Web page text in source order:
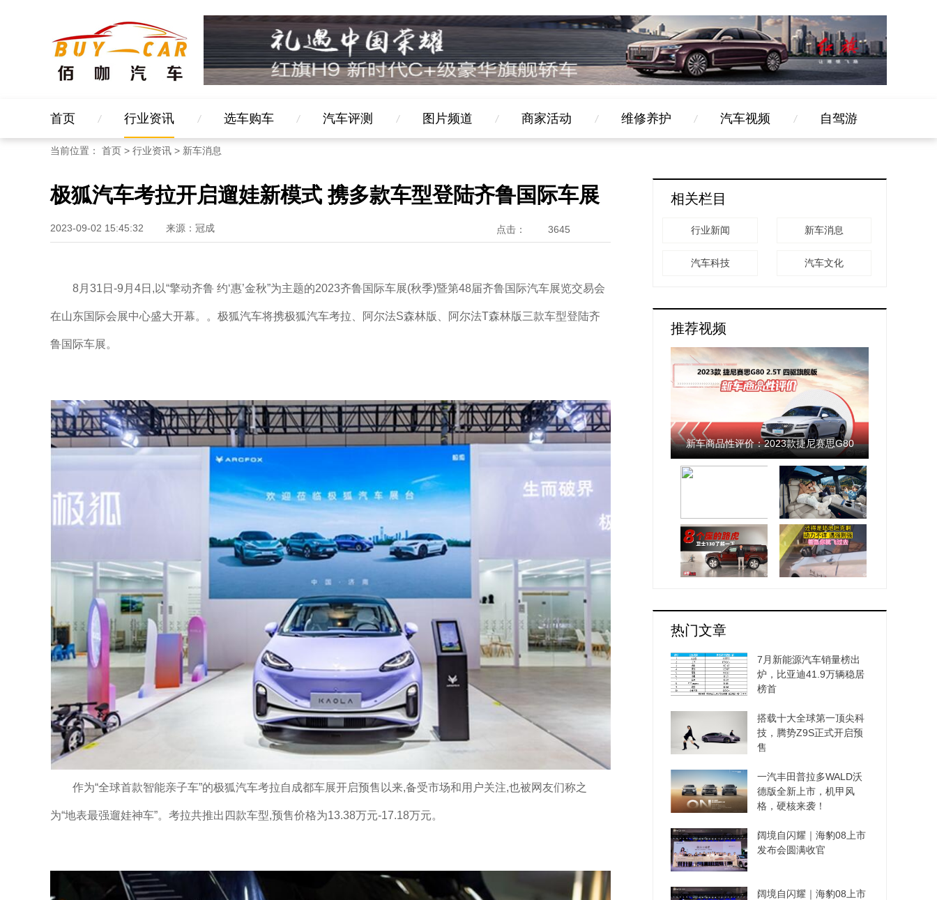
首页 行业资讯 选车购车 汽车评测 图片频道 商家活动 维修养护 汽车视频 自驾游
当前位置： 首页 > 行业资讯 > 新车消息
极狐汽车考拉开启遛娃新模式 携多款车型登陆齐鲁国际车展
2023-09-02 15:45:32 来源：冠成 点击： 3645
8月31日-9月4日,以“擎动齐鲁 约‘惠’金秋”为主题的2023齐鲁国际车展(秋季)暨第48届齐鲁国际汽车展览交易会
在山东国际会展中心盛大开幕。。极狐汽车将携极狐汽车考拉、阿尔法S森林版、阿尔法T森林版三款车型登陆齐
鲁国际车展。
作为“全球首款智能亲子车”的极狐汽车考拉自成都车展开启预售以来,备受市场和用户关注,也被网友们称之
为“地表最强遛娃神车”。考拉共推出四款车型,预售价格为13.38万元-17.18万元。
相关栏目
行业新闻 新车消息
汽车科技 汽车文化
推荐视频
新车商品性评价：2023款捷尼赛思G80
热门文章
7月新能源汽车销量榜出
炉，比亚迪41.9万辆稳居
榜首
搭载十大全球第一顶尖科
技，腾势Z9S正式开启预
售
一汽丰田普拉多WALD沃
德版全新上市，机甲风
格，硬核来袭！
阔境自闪耀｜海豹08上市
发布会圆满收官
阔境自闪耀｜海豹08上市